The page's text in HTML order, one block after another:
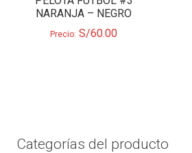
NARANJA – NEGRO
Precio: S/60.00
Categorías del producto